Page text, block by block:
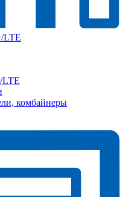
LTE
LTE
комбайнеры